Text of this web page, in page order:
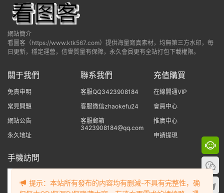
網站簡介
看圖客（https://www.ktk567.com）提供海量寫真素材，均無第三方水印，每
日更新，穩定運營，信譽質量有保障，永久會員更有全站打包下載權限。
關于我們
免責申明
常見問題
網站公告
永久地址
聯系我們
客服QQ3423908184
客服微信zhaokefu24
客服郵箱
3423908184@qq.com
充值購買
在線開通VIP
會員中心
推廣中心
申請提現
手機訪問
提示：本站所有發布的内容均有删減-不具有完整性，确